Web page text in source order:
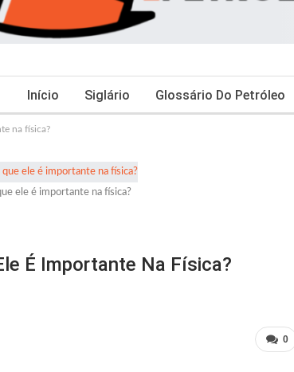
Início Siglário Glossário Do Petróleo
na física?
ele é importante na física?
É Importante Na Física?
0